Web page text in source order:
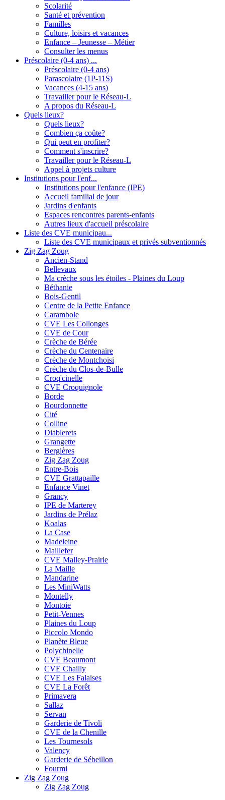
Scolarité
Santé et prévention
Familles
Culture, loisirs et vacances
Enfance – Jeunesse – Métier
Consulter les menus
Préscolaire (0-4 ans) ...
Préscolaire (0-4 ans)
Parascolaire (1P-11S)
Vacances (4-15 ans)
Travailler pour le Réseau-L
A propos du Réseau-L
Quels lieux?
Quels lieux?
Combien ça coûte?
Qui peut en profiter?
Comment s'inscrire?
Travailler pour le Réseau-L
Appel à projets culture
Institutions pour l'enf...
Institutions pour l'enfance (IPE)
Accueil familial de jour
Jardins d'enfants
Espaces rencontres parents-enfants
Autres lieux d'accueil préscolaire
Liste des CVE municipau...
Liste des CVE municipaux et privés subventionnés
Zig Zag Zoug
Ancien-Stand
Bellevaux
Ma crèche sous les étoiles - Plaines du Loup
Béthanie
Bois-Gentil
Centre de la Petite Enfance
Carambole
CVE Les Collonges
CVE de Cour
Crèche de Bérée
Crèche du Centenaire
Crèche de Montchoisi
Crèche du Clos-de-Bulle
Croq'cinelle
CVE Croquignole
Borde
Bourdonnette
Cité
Colline
Diablerets
Grangette
Bergières
Zig Zag Zoug
Entre-Bois
CVE Grattapaille
Enfance Vinet
Grancy
IPE de Marterey
Jardins de Prélaz
Koalas
La Case
Madeleine
Maillefer
CVE Malley-Prairie
La Maille
Mandarine
Les MiniWatts
Montelly
Montoie
Petit-Vennes
Plaines du Loup
Piccolo Mondo
Planète Bleue
Polychinelle
CVE Beaumont
CVE Chailly
CVE Les Falaises
CVE La Forêt
Primavera
Sallaz
Servan
Garderie de Tivoli
CVE de la Chenille
Les Tournesols
Valency
Garderie de Sébeillon
Fourmi
Zig Zag Zoug
Zig Zag Zoug